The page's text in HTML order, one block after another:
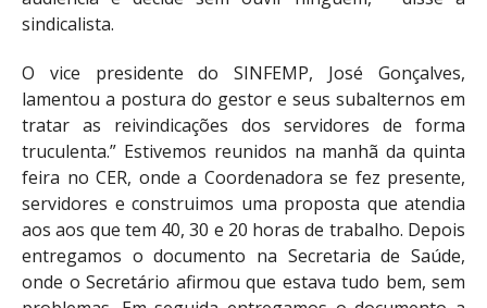
sindicalista.
O vice presidente do SINFEMP, José Gonçalves,
lamentou a postura do gestor e seus subalternos em
tratar as reivindicações dos servidores de forma
truculenta.” Estivemos reunidos na manhã da quinta
feira no CER, onde a Coordenadora se fez presente,
servidores e construimos uma proposta que atendia
aos aos que tem 40, 30 e 20 horas de trabalho. Depois
entregamos o documento na Secretaria de Saúde,
onde o Secretário afirmou que estava tudo bem, sem